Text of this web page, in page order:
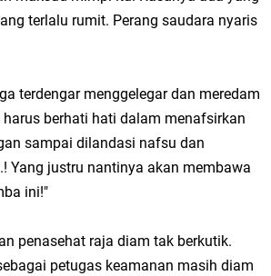
terlalu rumit. Perang saudara nyaris
terdengar menggelegar dan meredam
berhati hati dalam menafsirkan
sampai dilandasi nafsu dan
Yang justru nantinya akan membawa
ini!"
penasehat raja diam tak berkutik.
petugas keamanan masih diam